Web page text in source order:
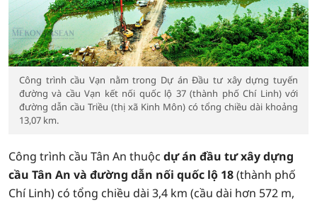
Công trình cầu Vạn nằm trong Dự án Đầu tư xây dựng tuyến
đường và cầu Vạn kết nối quốc lộ 37 (thành phố Chí Linh) với
đường dẫn cầu Triều (thị xã Kinh Môn) có tổng chiều dài khoảng
13,07 km.
Công trình cầu Tân An thuộc dự án đầu tư xây dựng
cầu Tân An và đường dẫn nối quốc lộ 18(thành phố
Chí Linh) có tổng chiều dài 3,4 km (cầu dài hơn 572 m,